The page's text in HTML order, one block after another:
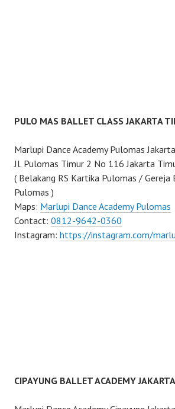
PULO MAS BALLET CLASS JAKARTA
Marlupi Dance Academy Pulomas
Jl. Pulomas Timur 2 No 116 Jakarta
( Belakang RS Kartika Pulomas / Gereja
Pulomas )
Maps: Marlupi Dance Academy Pulomas
Contact: 0812-9642-0360
Instagram: https://instagram.com/
CIPAYUNG BALLET ACADEMY